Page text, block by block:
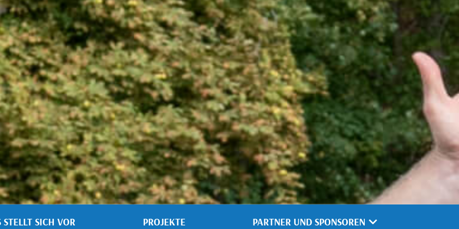
STELLT SICH VOR PROJEKTE PARTNER UND SPONSOREN